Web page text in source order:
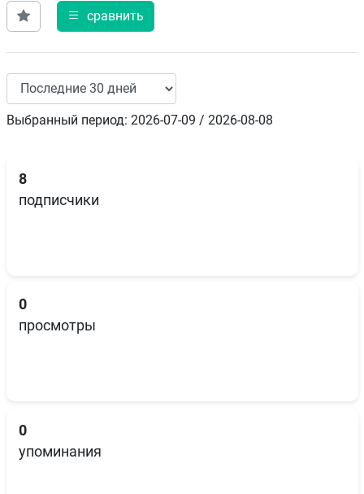
сравнить
Выбранный период: 2026-07-09 / 2026-08-08
8
подписчики
0
просмотры
0
упоминания